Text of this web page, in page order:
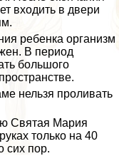
входить в двери
ребенка организм
В период
большого
нельзя проливать
Святая Мария
только на 40
сих пор.